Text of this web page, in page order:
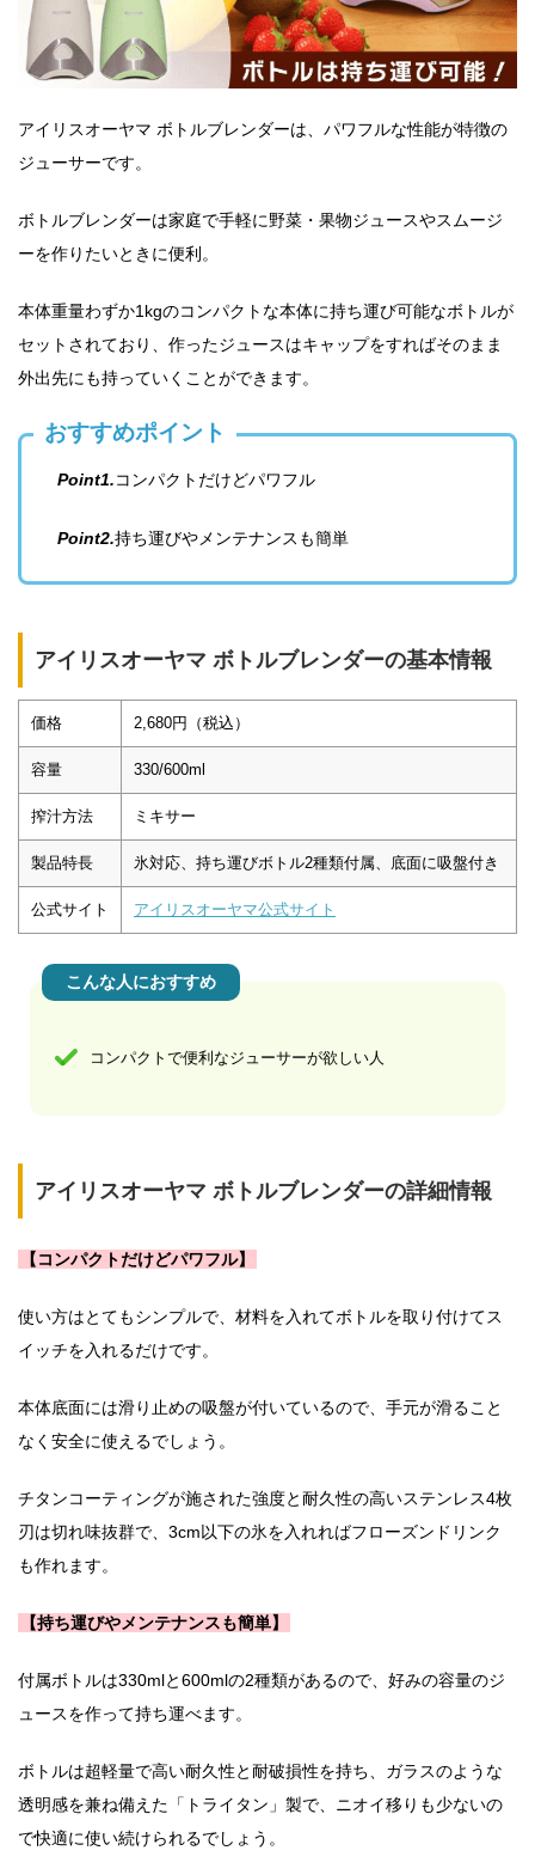
アイリスオーヤマ ボトルブレンダーは、パワフルな性能が特徴の
ジューサーです。
ボトルブレンダーは家庭で手軽に野菜・果物ジュースやスムージ
ーを作りたいときに便利。
本体重量わずか1kgのコンパクトな本体に持ち運び可能なボトルが
セットされており、作ったジュースはキャップをすればそのまま
外出先にも持っていくことができます。
おすすめポイント
Point1.コンパクトだけどパワフル
Point2.持ち運びやメンテナンスも簡単
アイリスオーヤマ ボトルブレンダーの基本情報
価格 2,680円（税込）
容量 330/600ml
搾汁方法 ミキサー
製品特長 氷対応、持ち運びボトル2種類付属、底面に吸盤付き
公式サイト アイリスオーヤマ公式サイト
こんな人におすすめ
コンパクトで便利なジューサーが欲しい人
アイリスオーヤマ ボトルブレンダーの詳細情報
【コンパクトだけどパワフル】
使い方はとてもシンプルで、材料を入れてボトルを取り付けてス
イッチを入れるだけです。
本体底面には滑り止めの吸盤が付いているので、手元が滑ること
なく安全に使えるでしょう。
チタンコーティングが施された強度と耐久性の高いステンレス4枚
刃は切れ味抜群で、3cm以下の氷を入れればフローズンドリンク
も作れます。
【持ち運びやメンテナンスも簡単】
付属ボトルは330mlと600mlの2種類があるので、好みの容量のジ
ュースを作って持ち運べます。
ボトルは超軽量で高い耐久性と耐破損性を持ち、ガラスのような
透明感を兼ね備えた「トライタン」製で、ニオイ移りも少ないの
で快適に使い続けられるでしょう。